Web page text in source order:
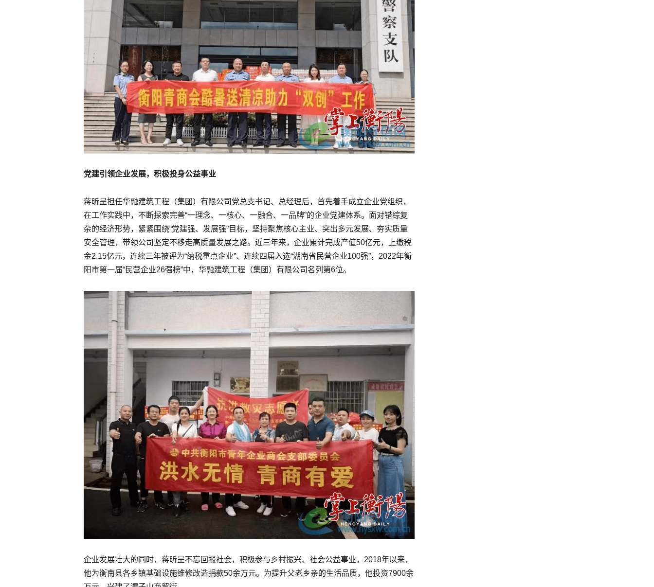
党建引领企业发展，积极投身公益事业
蒋昕呈担任华融建筑工程（集团）有限公司党总支书记、总经理后，首先着手成立企业党组织，
在工作实践中，不断探索完善“一理念、一核心、一融合、一品牌”的企业党建体系。面对错综复
杂的经济形势，紧紧围绕“党建强、发展强”目标，坚持聚焦核心主业、突出多元发展、夯实质量
安全管理，带领公司坚定不移走高质量发展之路。近三年来，企业累计完成产值50亿元，上缴税
金2.15亿元，连续三年被评为“纳税重点企业”、连续四届入选“湖南省民营企业100强”，2022年衡
阳市第一届“民营企业26强榜”中，华融建筑工程（集团）有限公司名列第6位。
企业发展壮大的同时，蒋昕呈不忘回报社会，积极参与乡村振兴、社会公益事业，2018年以来，
他为衡南县各乡镇基础设施维修改造捐款50余万元。为提升父老乡亲的生活品质，他投资7900余